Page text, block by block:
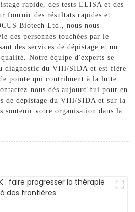
rapide, des tests ELISA et des
fournir des résultats rapides et
Biotech Ltd., nous nous
des personnes touchées par le
des services de dépistage et un
qualité. Notre équipe d'experts se
diagnostic du VIH/SIDA et est fière
pointe qui contribuent à la lutte
nous dès aujourd'hui pour en
de dépistage du VIH/SIDA et sur la
soutenir votre organisation dans la